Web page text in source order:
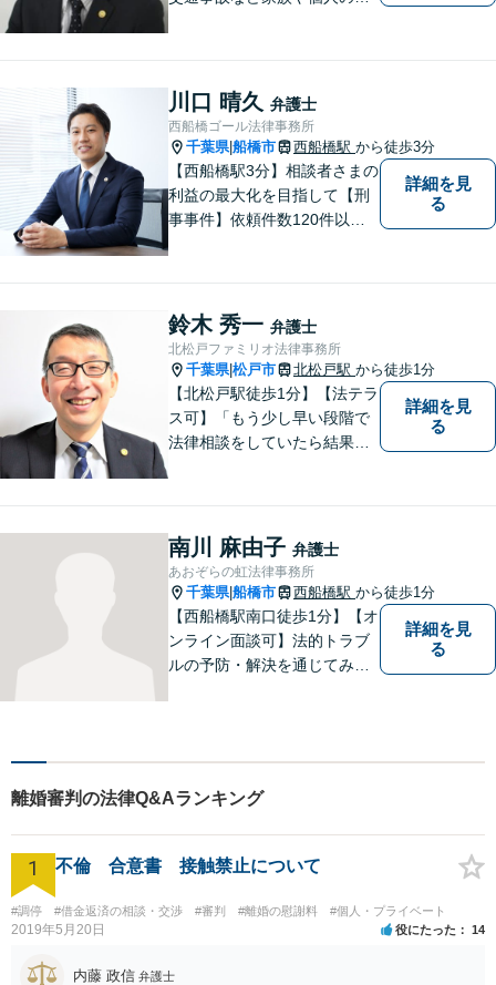
を聞き、具体的な解決案をご
提案させていただきます。
川口 晴久 弁護士
西船橋ゴール法律事務所
千葉県|船橋市 西船橋駅 から徒歩3分
【西船橋駅3分】相談者さまの
利益の最大化を目指して【刑
事事件】依頼件数120件以
豊富な対応実績。セカンドオ
ピニオンも可能です【初回相
談無料】【夜間／土日祝日対
応可】
詳細を見
る
鈴木 秀一 弁護士
北松戸ファミリオ法律事務所
千葉県|松戸市 北松戸駅 から徒歩1分
【北松戸駅徒歩1分】【法テラ
ス可】「もう少し早い段階で
法律相談をしていたら結果が
に、皆さんの明るい未来をサ
ポートします。【電話相談
可】
詳細を見
る
南川 麻由子 弁護士
あおぞらの虹法律事務所
千葉県|船橋市 西船橋駅 から徒歩1分
【西船橋駅南口徒歩1分】【オ
ンライン面談可】法的トラブ
ルの予防・解決を通じてみな
お気軽にお問い合わせくださ
詳細を見
る
離婚審判の法律Q&Aランキング
1 不倫 合意書 接触禁止について
#調停 #借金返済の相談・交渉 #審判 #離婚の慰謝料 #個人・プライベート
2019年5月20日 役にたった 14
内藤 政信 弁護士